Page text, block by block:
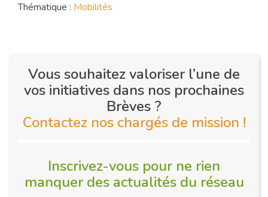
Thématique : Mobilités
Vous souhaitez valoriser l’une de
vos initiatives dans nos prochaines
Brèves ?
Contactez nos chargés de mission !
Inscrivez-vous pour ne rien
manquer des actualités du réseau